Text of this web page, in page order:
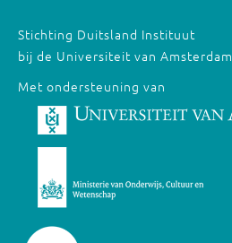
Stichting Duitsland Instituut
bij de Universiteit van Amsterdam
Met ondersteuning van